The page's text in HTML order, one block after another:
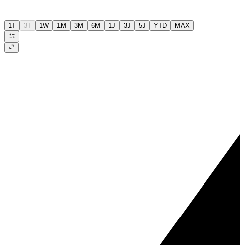
1T 3T 1W 1M 3M 6M 1J 3J 5J YTD MAX